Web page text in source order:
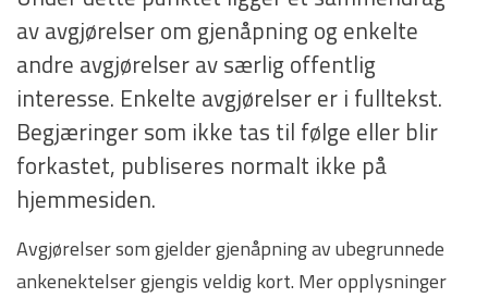
av avgjørelser om gjenåpning og enkelte
andre avgjørelser av særlig offentlig
interesse. Enkelte avgjørelser er i fulltekst.
Begjæringer som ikke tas til følge eller blir
forkastet, publiseres normalt ikke på
hjemmesiden.
Avgjørelser som gjelder gjenåpning av ubegrunnede
ankenektelser gjengis veldig kort. Mer opplysninger